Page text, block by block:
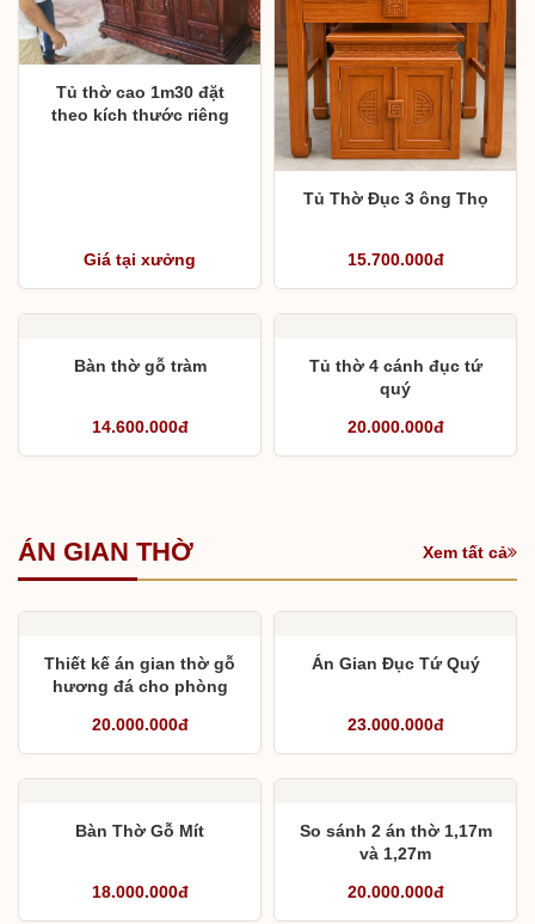
Tủ thờ cao 1m30 đặt
theo kích thước riêng
Giá tại xưởng
Tủ Thờ Đục 3 ông Thọ
15.700.000đ
Bàn thờ gỗ tràm
14.600.000đ
Tủ thờ 4 cánh đục tứ
quý
20.000.000đ
ÁN GIAN THỜ Xem tất cả
Thiết kế án gian thờ gỗ
hương đá cho phòng
20.000.000đ
Án Gian Đục Tứ Quý
23.000.000đ
Bàn Thờ Gỗ Mít
18.000.000đ
So sánh 2 án thờ 1,17m
và 1,27m
20.000.000đ